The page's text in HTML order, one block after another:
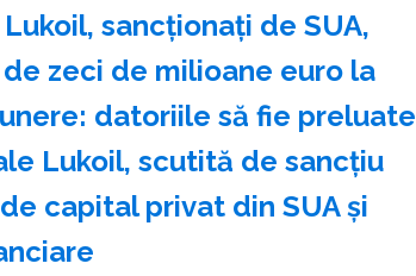
sancționați de SUA,
zeci de milioane euro la
datoriile să fie preluate
Lukoil, scutită de sancțiu
capital privat din SUA şi